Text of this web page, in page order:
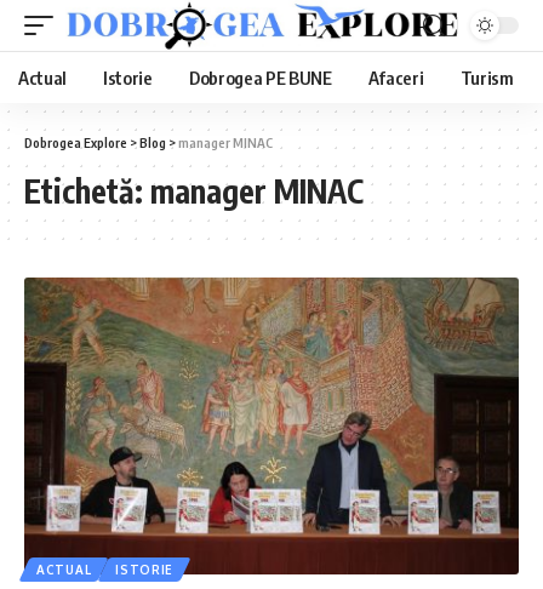
Actual Istorie Dobrogea PE BUNE Afaceri Turism
Dobrogea Explore >Blog >manager MINAC
Etichetă: manager MINAC
ACTUAL ISTORIE